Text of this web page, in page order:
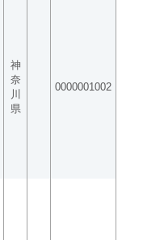
神
奈
川
県
0000001002